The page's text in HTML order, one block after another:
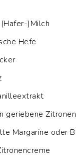
(Hafer-)Milch
Hefe
geriebene
Margarine oder